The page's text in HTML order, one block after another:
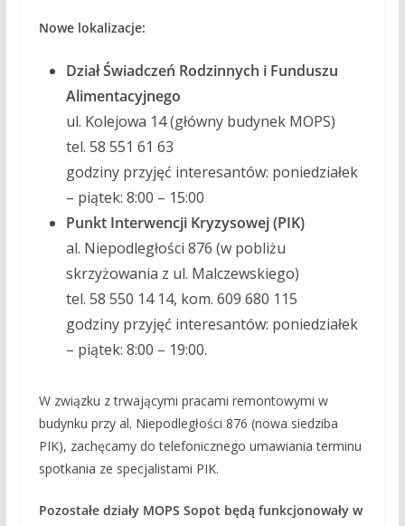
Nowe lokalizacje:
Dział Świadczeń Rodzinnych i Funduszu
Alimentacyjnego
ul. Kolejowa 14 (główny budynek MOPS)
tel. 58 551 61 63
godziny przyjęć interesantów: poniedziałek
– piątek: 8:00 – 15:00
Punkt Interwencji Kryzysowej (PIK)
al. Niepodległości 876 (w pobliżu
skrzyżowania z ul. Malczewskiego)
tel. 58 550 14 14, kom. 609 680 115
godziny przyjęć interesantów: poniedziałek
– piątek: 8:00 – 19:00.
W związku z trwającymi pracami remontowymi w
budynku przy al. Niepodległości 876 (nowa siedziba
PIK), zachęcamy do telefonicznego umawiania terminu
spotkania ze specjalistami PIK.
Pozostałe działy MOPS Sopot będą funkcjonowały w